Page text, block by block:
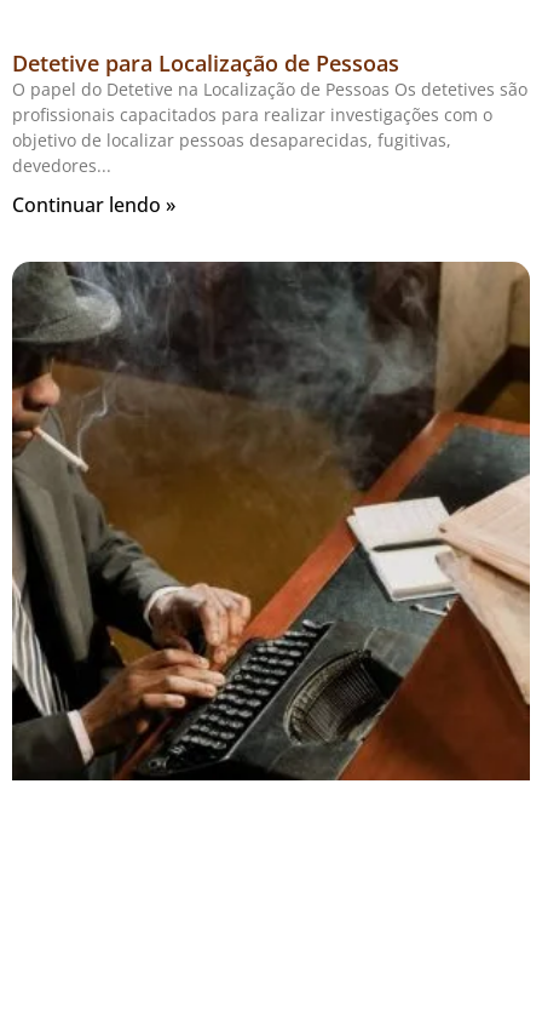
Detetive para Localização de Pessoas
O papel do Detetive na Localização de Pessoas Os detetives são
profissionais capacitados para realizar investigações com o
objetivo de localizar pessoas desaparecidas, fugitivas,
devedores
Continuar lendo »